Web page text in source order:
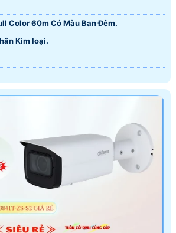
Color 60m Có Màu Ban Ðêm.
Kim loại.